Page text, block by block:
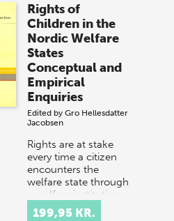
Rights of
Children in the
Nordic Welfare
States
Conceptual and
Empirical
Enquiries
Edited byGro Hellesdatter
Jacobsen
Rights are at stake
every time a citizen
encounters the
welfare state through
a welfare institution
or through contact
199,95 KR.